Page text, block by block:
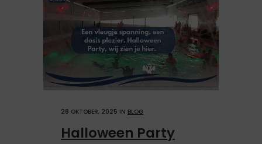
28 OKTOBER, 2025 IN BLOG
Halloween Party